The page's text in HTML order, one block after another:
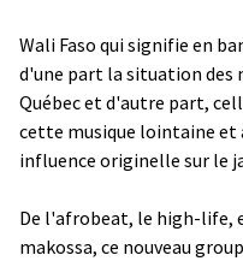
Wali Faso qui signifie en
d'une part la situation des
Québec et d'autre part,
cette musique lointaine et
influence originelle sur le
De l'afrobeat, le high-life,
makossa, ce nouveau